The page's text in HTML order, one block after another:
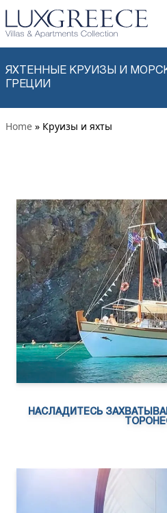
Перейти к содержимому
ЯХТЕННЫЕ КРУИЗЫ И
ГРЕЦИИ
Home » Круизы и яхты
НАСЛАДИТЕСЬ